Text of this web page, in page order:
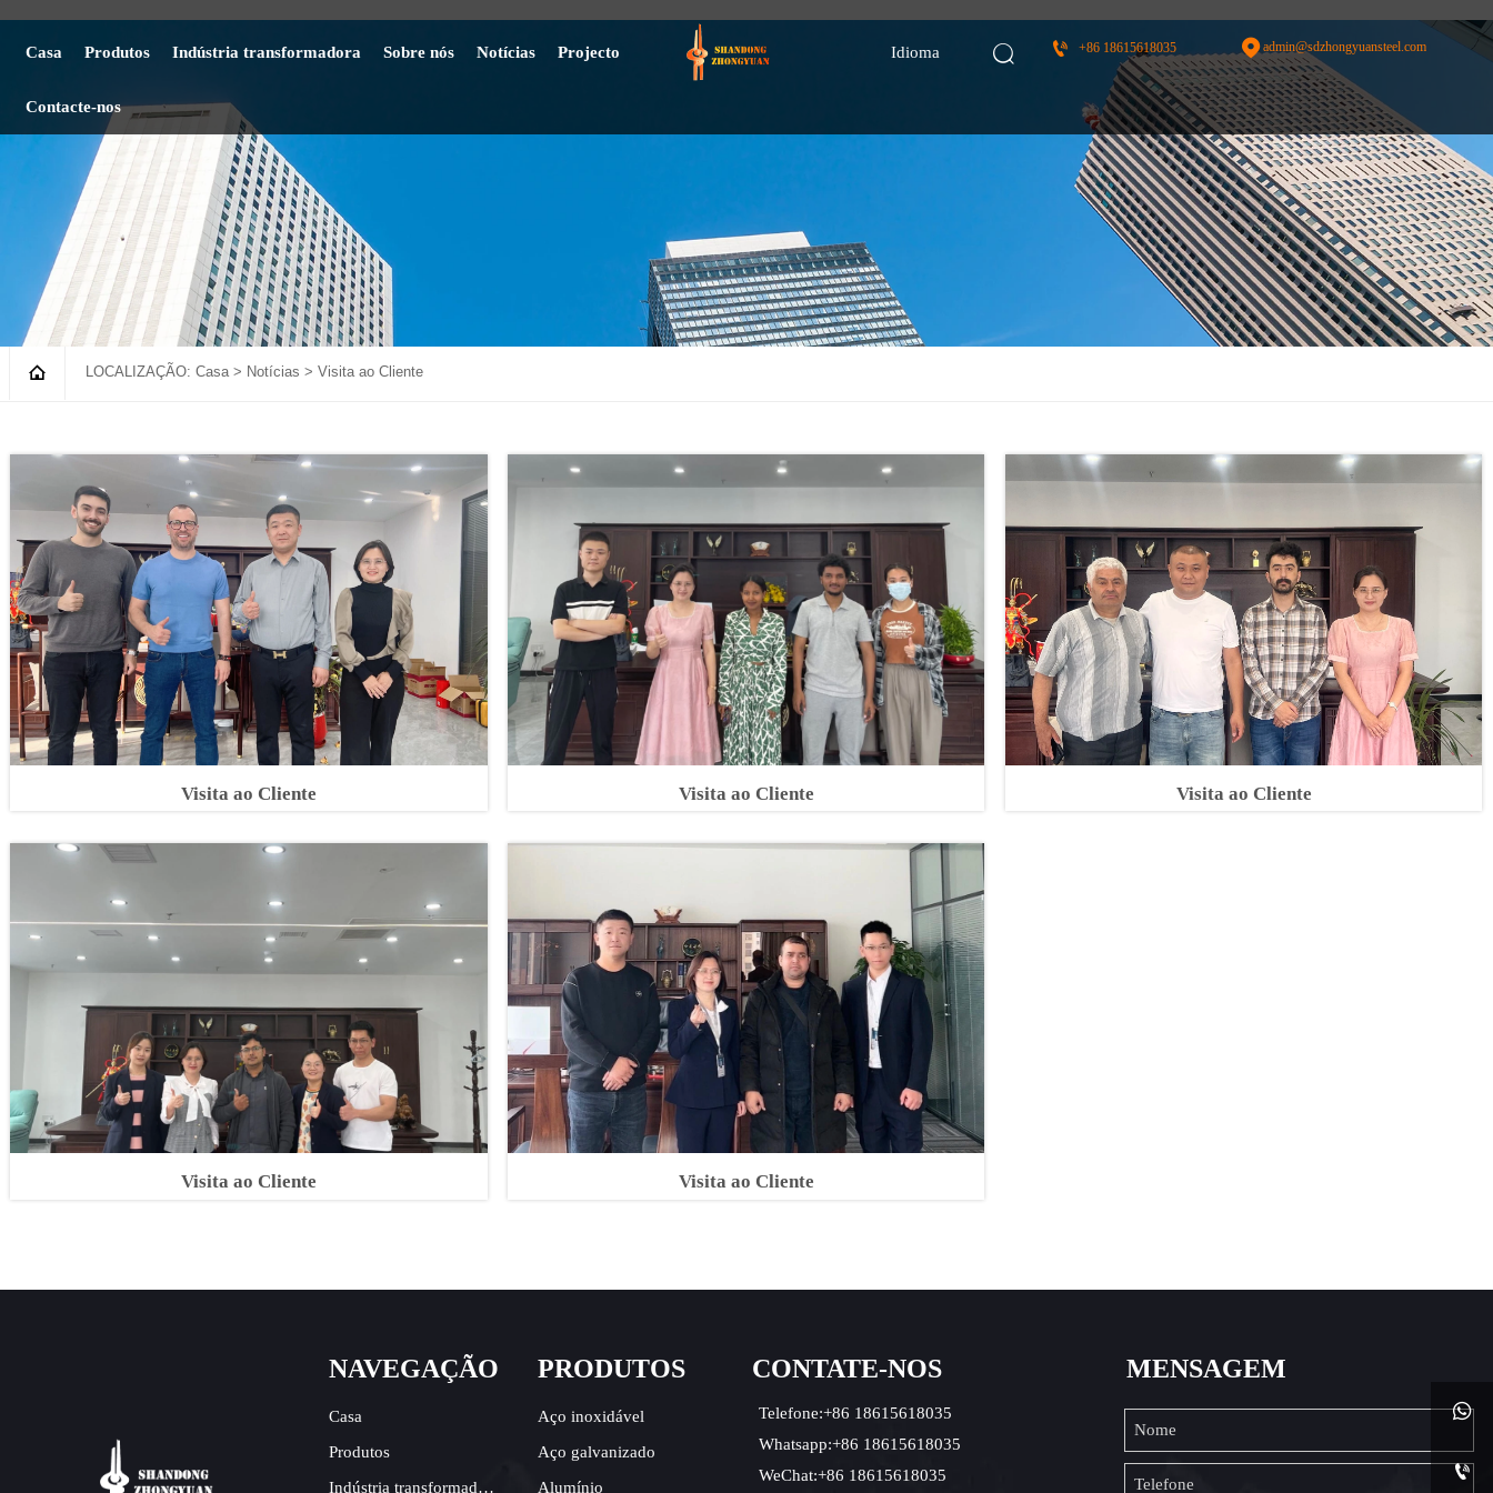
Casa Produtos Indústria transformadora Sobre nós Notícias Projecto
Contacte-nos
Idioma   +86 18615618035 admin@sdzhongyuansteel.com
 LOCALIZAÇÃO:Casa > Notícias >Visita ao Cliente
Visita ao Cliente Visita ao Cliente Visita ao Cliente
Visita ao Cliente Visita ao Cliente
NAVEGAÇÃO
Casa
Produtos
Indústria transformadora
PRODUTOS
Aço inoxidável
Aço galvanizado
Alumínio
CONTATE-NOS
Telefone:+86 18615618035
Whatsapp:+86 18615618035
WeChat:+86 18615618035
MENSAGEM

